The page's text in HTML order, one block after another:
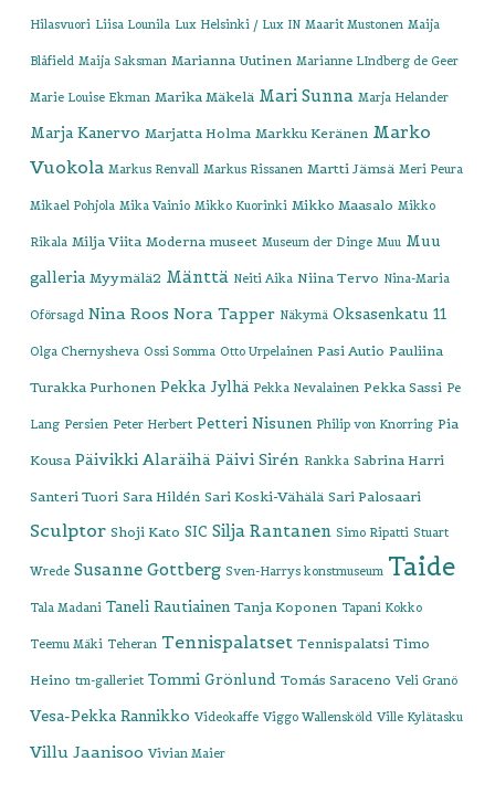
Hilasvuori Liisa Lounila Lux Helsinki / Lux IN Maarit Mustonen Maija
Blåfield Maija Saksman Marianna Uutinen Marianne LIndberg de Geer
Marie Louise Ekman Marika Mäkelä Mari Sunna Marja Helander
Marja Kanervo Marjatta Holma Markku Keränen Marko
Vuokola Markus Renvall Markus Rissanen Martti Jämsä Meri Peura
Mikael Pohjola Mika Vainio Mikko Kuorinki Mikko Maasalo Mikko
Rikala Milja Viita Moderna museet Museum der Dinge Muu Muu
galleria Myymälä2 Mänttä Neiti Aika Niina Tervo Nina-Maria
Oförsagd Nina Roos Nora Tapper Näkymä Oksasenkatu 11
Olga Chernysheva Ossi Somma Otto Urpelainen Pasi Autio Pauliina
Turakka Purhonen Pekka Jylhä Pekka Nevalainen Pekka Sassi Pe
Lang Persien Peter Herbert Petteri Nisunen Philip von Knorring Pia
Kousa Päivikki Alaräihä Päivi Sirén Rankka Sabrina Harri
Santeri Tuori Sara Hildén Sari Koski-Vähälä Sari Palosaari
Sculptor Shoji Kato SIC Silja Rantanen Simo Ripatti Stuart
Wrede Susanne Gottberg Sven-Harrys konstmuseum Taide
Tala Madani Taneli Rautiainen Tanja Koponen Tapani Kokko
Teemu Mäki Teheran Tennispalatset Tennispalatsi Timo
Heino tm-galleriet Tommi Grönlund Tomás Saraceno Veli Granö
Vesa-Pekka Rannikko Videokaffe Viggo Wallensköld Ville Kylätasku
Villu Jaanisoo Vivian Maier